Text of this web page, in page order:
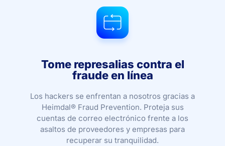
Tome represalias contra el
fraude en línea
Los hackers se enfrentan a nosotros gracias a
Heimdal® Fraud Prevention. Proteja sus
cuentas de correo electrónico frente a los
asaltos de proveedores y empresas para
recuperar su tranquilidad.